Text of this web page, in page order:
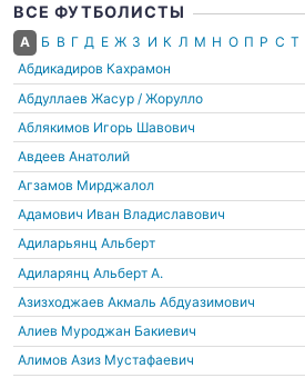
ВСЕ ФУТБОЛИСТЫ
А Б В Г Д Е Ж З И К Л М Н О П Р С Т
Абдикадиров Кахрамон
Абдуллаев Жасур / Жорулло
Аблякимов Игорь Шавович
Авдеев Анатолий
Агзамов Мирджалол
Адамович Иван Владиславович
Адиларьянц Альберт
Адиларянц Альберт А.
Азизходжаев Акмаль Абдуазимович
Алиев Муроджан Бакиевич
Алимов Азиз Мустафаевич